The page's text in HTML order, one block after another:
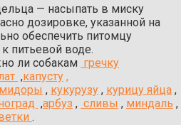
— насыпать в миску
дозировке, указанной на
обеспечить питомцу
питьевой воде.
ли собакам гречку
,капусту ,
, кукурузу , курицу яйца
,арбуз , сливы , миндаль ,
.